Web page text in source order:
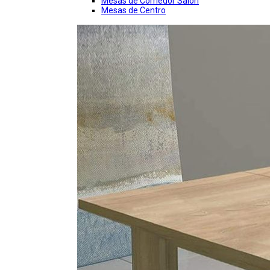
Mesas de Centro